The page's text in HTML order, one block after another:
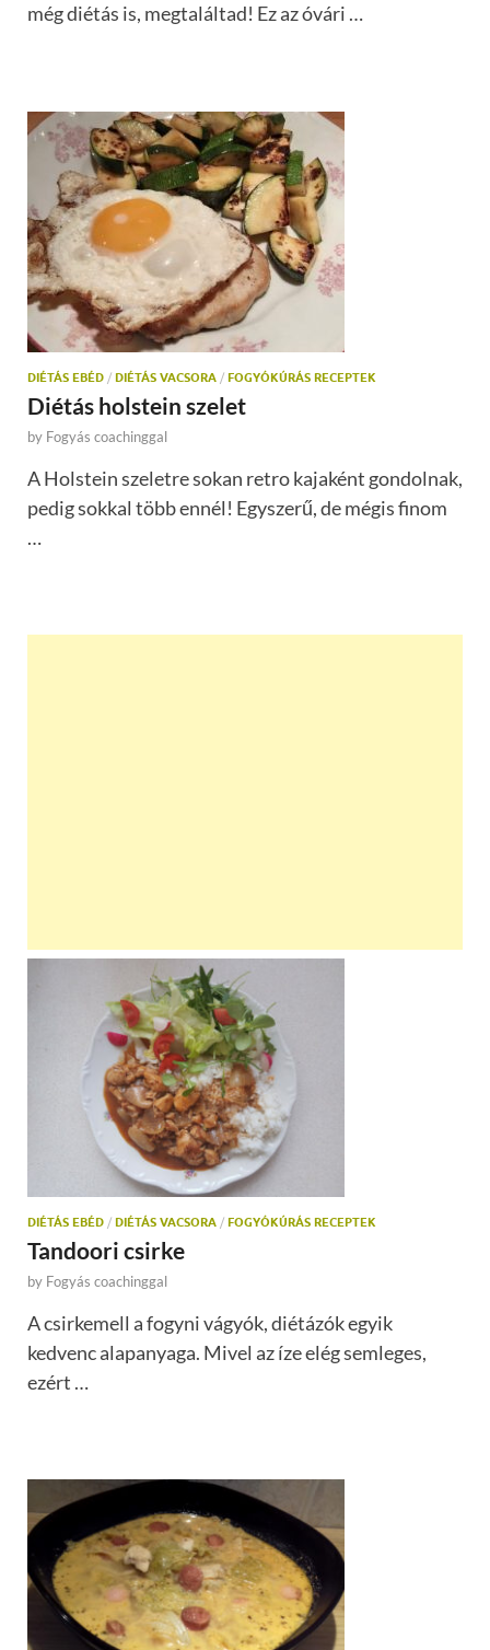
még diétás is, megtaláltad! Ez az óvári …
DIÉTÁS EBÉD / DIÉTÁS VACSORA / FOGYÓKÚRÁS RECEPTEK
Diétás holstein szelet
by Fogyás coachinggal
A Holstein szeletre sokan retro kajaként gondolnak,
pedig sokkal több ennél! Egyszerű, de mégis finom
…
DIÉTÁS EBÉD / DIÉTÁS VACSORA / FOGYÓKÚRÁS RECEPTEK
Tandoori csirke
by Fogyás coachinggal
A csirkemell a fogyni vágyók, diétázók egyik
kedvenc alapanyaga. Mivel az íze elég semleges,
ezért …